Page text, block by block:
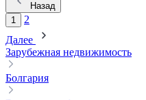
Назад
1
2
Далее
Зарубежная недвижимость
Болгария